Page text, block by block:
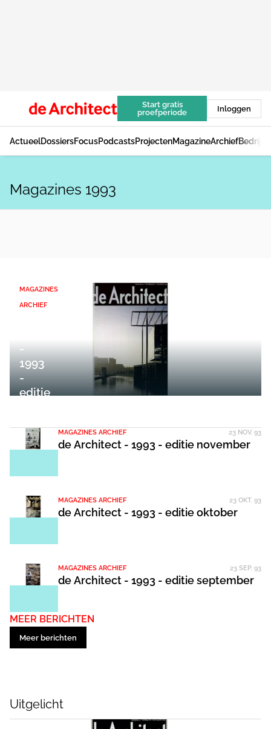
Start gratis
proefperiode
Inloggen
ActueelDossiersFocusPodcastsProjectenMagazineArchief
Magazines 1993
MAGAZINES
ARCHIEF
-
1993
-
editie
MAGAZINES ARCHIEF 23 NOV. 93
de Architect - 1993 - editie november
MAGAZINES ARCHIEF 23 OKT. 93
de Architect - 1993 - editie oktober
MAGAZINES ARCHIEF 23 SEP. 93
de Architect - 1993 - editie september
MEER BERICHTEN
Meer berichten
Uitgelicht